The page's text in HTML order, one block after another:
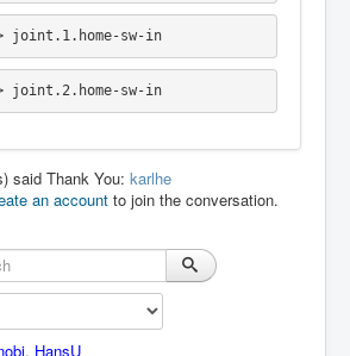
joint.1.home-sw-in
joint.2.home-sw-in
said Thank You: karlhe
an account to join the conversation.
, HansU